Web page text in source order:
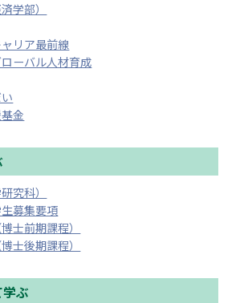
学部）
リア最前線
ーバル人材育成
金
究科）
募集要項
士前期課程）
士後期課程）
ぶ